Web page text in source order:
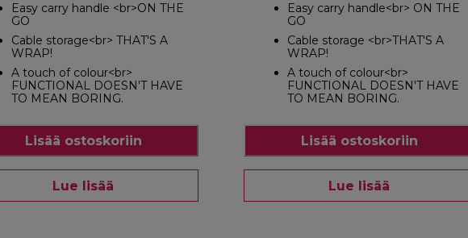
Easy carry handle <br>ON THE
GO
Cable storage<br> THAT'S A
WRAP!
A touch of colour<br>
FUNCTIONAL DOESN'T HAVE
TO MEAN BORING.
Lisää ostoskoriin
Lue lisää
Easy carry handle<br> ON THE
GO
Cable storage <br>THAT'S A
WRAP!
A touch of colour<br>
FUNCTIONAL DOESN'T HAVE
TO MEAN BORING.
Lisää ostoskoriin
Lue lisää